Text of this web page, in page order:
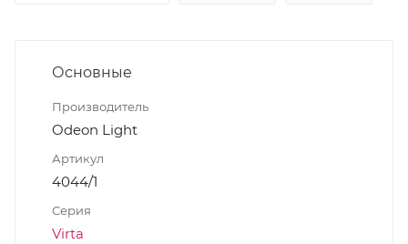
Основные
Производитель
Odeon Light
Артикул
4044/1
Серия
Virta